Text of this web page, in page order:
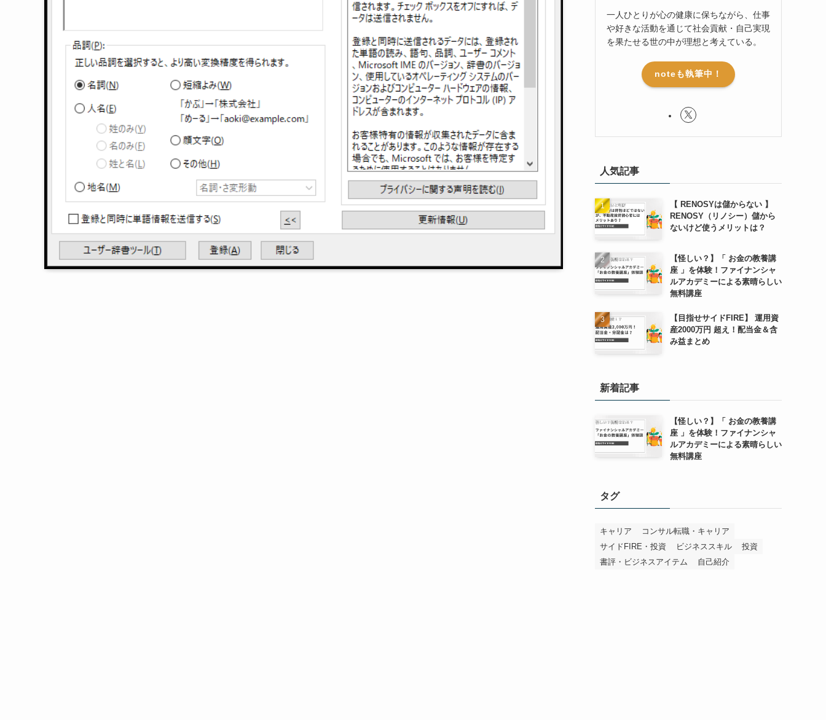
一人ひとりが心の健康に保ちながら、仕事
や好きな活動を通じて社会貢献・自己実現
を果たせる世の中が理想と考えている。
noteも執筆中！
人気記事
【 RENOSYは儲からない 】
RENOSY（リノシー）儲から
ないけど使うメリットは？
【怪しい？】「 お金の教養講
座 」を体験！ファイナンシャ
ルアカデミーによる素晴らしい
無料講座
【目指せサイドFIRE】 運用資
産2000万円 超え！配当金＆含
み益まとめ
新着記事
【怪しい？】「 お金の教養講
座 」を体験！ファイナンシャ
ルアカデミーによる素晴らしい
無料講座
タグ
キャリア
コンサル転職・キャリア
サイドFIRE・投資
ビジネススキル
投資
書評・ビジネスアイテム
自己紹介